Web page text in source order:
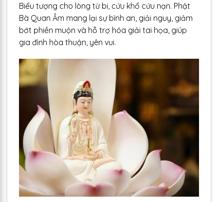
Biểu tượng cho lòng từ bi, cứu khổ cứu nạn. Phật
Bà Quan Âm mang lại sự bình an, giải nguy, giảm
bớt phiền muộn và hỗ trợ hóa giải tai họa, giúp
gia đình hòa thuận, yên vui.